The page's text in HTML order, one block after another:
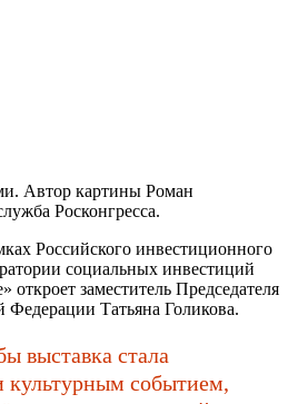
Автор картины Роман
Росконгресса.
Российского инвестиционного
социальных инвестиций
откроет заместитель Председателя
Федерации Татьяна Голикова.
выставка стала
культурным событием,